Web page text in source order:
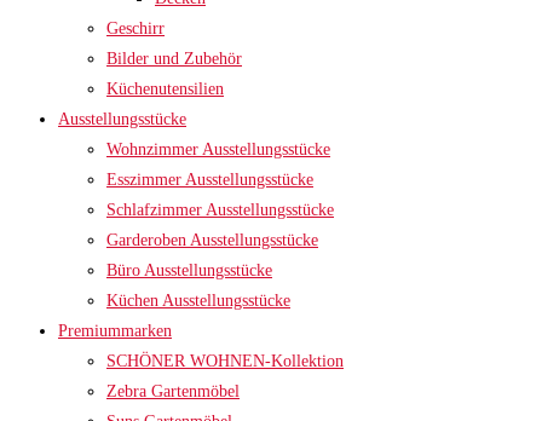
Geschirr
Bilder und Zubehör
Küchenutensilien
Ausstellungsstücke
Wohnzimmer Ausstellungsstücke
Esszimmer Ausstellungsstücke
Schlafzimmer Ausstellungsstücke
Garderoben Ausstellungsstücke
Büro Ausstellungsstücke
Küchen Ausstellungsstücke
Premiummarken
SCHÖNER WOHNEN-Kollektion
Zebra Gartenmöbel